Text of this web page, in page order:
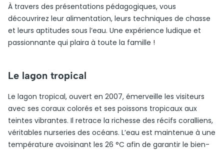
À travers des présentations pédagogiques, vous
découvrirez leur alimentation, leurs techniques de chasse
et leurs aptitudes sous l’eau. Une expérience ludique et
passionnante qui plaira à toute la famille !
Le lagon tropical
Le lagon tropical, ouvert en 2007, émerveille les visiteurs
avec ses coraux colorés et ses poissons tropicaux aux
teintes vibrantes. Il retrace la richesse des récifs coralliens,
véritables nurseries des océans. L’eau est maintenue à une
température avoisinant les 26 °C afin de garantir le bien-